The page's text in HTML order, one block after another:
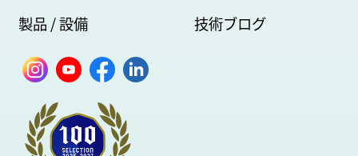
製品 / 設備
技術ブログ